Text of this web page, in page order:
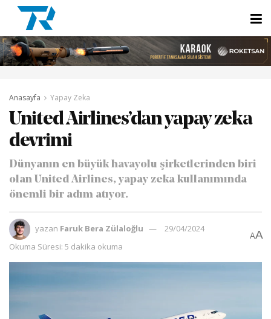
Anasayfa Yapay Zeka
United Airlines’dan yapay zeka
devrimi
Dünyanın en büyük havayolu şirketlerinden biri
olan United Airlines, yapay zeka kullanımında
önemli bir adım atıyor.
yazan Faruk Bera Zülaloğlu
29/04/2024
Okuma Süresi: 5 dakika okuma
AA